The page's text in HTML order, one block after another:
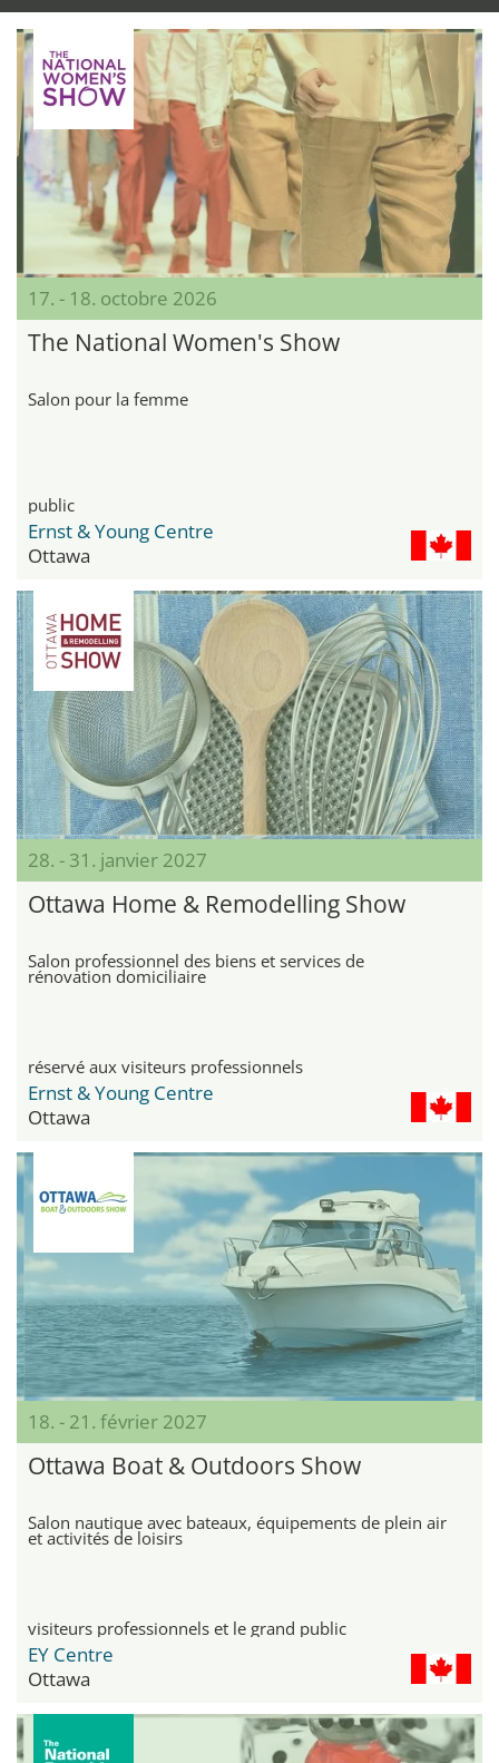
17. - 18. octobre 2026
The National Women's Show
Salon pour la femme
public
Ernst & Young Centre
Ottawa
28. - 31. janvier 2027
Ottawa Home & Remodelling Show
Salon professionnel des biens et services de
rénovation domiciliaire
réservé aux visiteurs professionnels
Ernst & Young Centre
Ottawa
18. - 21. février 2027
Ottawa Boat & Outdoors Show
Salon nautique avec bateaux, équipements de plein air
et activités de loisirs
visiteurs professionnels et le grand public
EY Centre
Ottawa